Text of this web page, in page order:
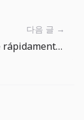
다음 글 →
Verifique rápidamente la respuesta de la API y la carga útil del webhook con el decodificador Base64